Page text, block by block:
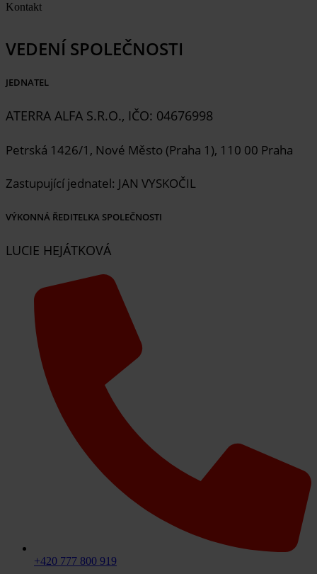
Kontakt
VEDENÍ SPOLEČNOSTI
JEDNATEL
ATERRA ALFA S.R.O., IČO: 04676998
Petrská 1426/1, Nové Město (Praha 1), 110 00 Praha
Zastupující jednatel: JAN VYSKOČIL
VÝKONNÁ ŘEDITELKA SPOLEČNOSTI
LUCIE HEJÁTKOVÁ
+420 777 800 919